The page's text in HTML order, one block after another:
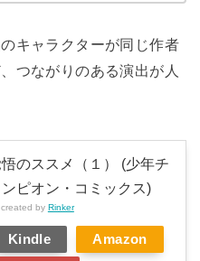
キャラクターが同じ作者
つながりのある演出が人
のススメ（１） (少年チ
ンピオン・コミックス)
created by Rinker
Kindle Amazon